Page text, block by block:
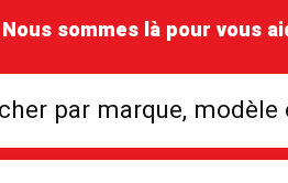
Nous sommes là pour vous
par marque,